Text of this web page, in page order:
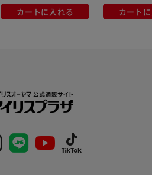
カートに入れる カート